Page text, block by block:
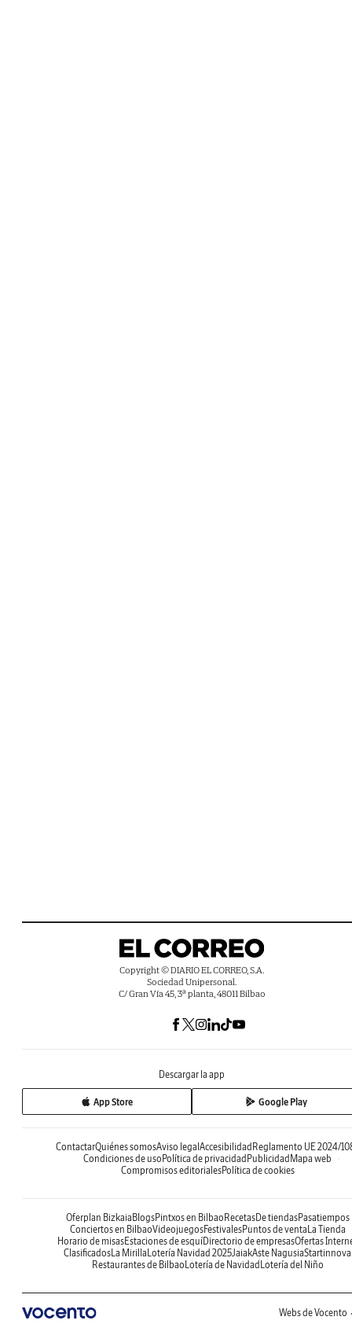
Copyright © DIARIO EL CORREO, S.A.
Sociedad Unipersonal.
C/ Gran Vía 45, 3ª planta, 48011 Bilbao
Descargar la app
App Store Google Play
ContactarQuiénes somosAviso legal Accesibilidad Reglamento UE 2024/
Condiciones de uso Política de privacidad Publicidad Mapa web
Compromisos editorialesPolítica de cookies
Oferplan Bizkaia BlogsPintxos en Bilbao RecetasDe tiendasPasatiempos
Conciertos en BilbaoVideojuegosFestivalesPuntos de venta La Tienda
Horario de misasEstaciones de esquíDirectorio de empresasOfertas
ClasificadosLa Mirilla Lotería Navidad 2025JaiakAste NagusiaStartinnova
Restaurantes de Bilbao Lotería de Navidad Lotería del Niño
Webs de Vocento